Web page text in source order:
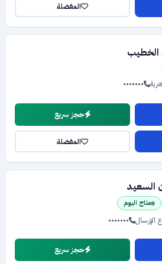
المفضلة
الخطيب
•••••••
حجز سريع
المفضلة
السعيد
متاح اليوم
الإرسال •••••••
حجز سريع